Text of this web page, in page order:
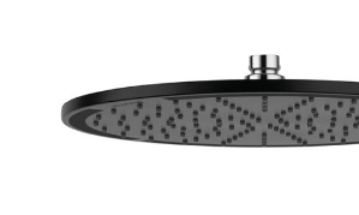
Vase wc statative
Seturi vase wc monobloc
Accesorii vase wc